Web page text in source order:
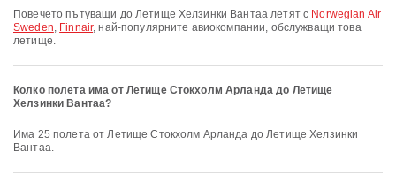
Повечето пътуващи до Летище Хелзинки Вантаа летят с Norwegian Air
Sweden, Finnair, най-популярните авиокомпании, обслужващи това
летище.
Колко полета има от Летище Стокхолм Арланда до Летище
Хелзинки Вантаа?
Има 25 полета от Летище Стокхолм Арланда до Летище Хелзинки
Вантаа.